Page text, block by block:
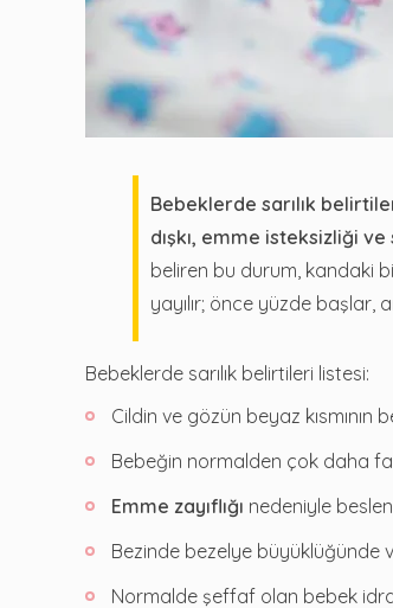
Bebeklerde sarılık
dışkı, emme isteksizliği
beliren bu durum, kandaki
yayılır; önce yüzde başlar,
Bebeklerde sarılık belirtileri listesi:
Cildin ve gözün beyaz kısmının
Bebeğin normalden çok daha
Emme zayıflığı nedeniyle
Bezinde bezelye büyüklüğünde
Normalde şeffaf olan bebek